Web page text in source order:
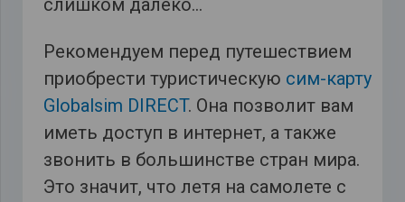
Рекомендуем перед путешествием
приобрести туристическую сим-карту
Globalsim DIRECT. Она позволит вам
иметь доступ в интернет, а также
звонить в большинстве стран мира.
Это значит, что летя на самолете с